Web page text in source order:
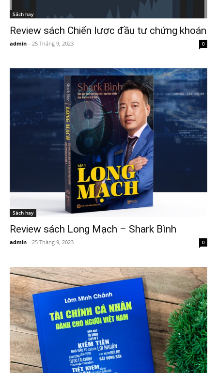
Sách hay
Review sách Chiến lược đầu tư chứng khoán
admin - 25 Tháng 9, 2023 0
Sách hay
Review sách Long Mạch – Shark Bình
admin - 25 Tháng 9, 2023 0